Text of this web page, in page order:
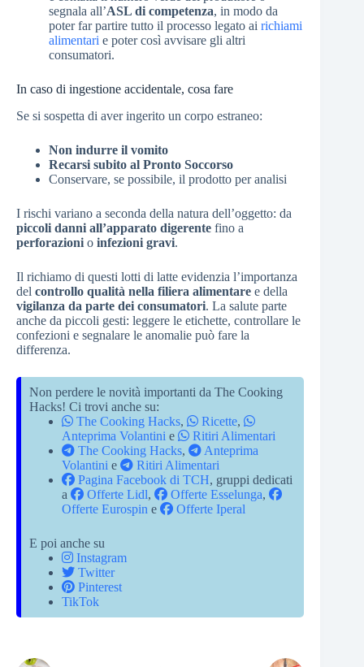
segnala all’ASL di competenza, in modo da
poter far partire tutto il processo legato ai richiami
alimentari e poter così avvisare gli altri
consumatori.
In caso di ingestione accidentale, cosa fare
Se si sospetta di aver ingerito un corpo estraneo:
Non indurre il vomito
Recarsi subito al Pronto Soccorso
Conservare, se possibile, il prodotto per analisi
I rischi variano a seconda della natura dell’oggetto: da
piccoli danni all’apparato digerente fino a
perforazioni o infezioni gravi.
Il richiamo di questi lotti di latte evidenzia l’importanza
del controllo qualità nella filiera alimentare e della
vigilanza da parte dei consumatori. La salute parte
anche da piccoli gesti: leggere le etichette, controllare le
confezioni e segnalare le anomalie può fare la
differenza.
Non perdere le novità importanti da The Cooking
Hacks! Ci trovi anche su:
The Cooking Hacks, Ricette,
Anteprima Volantini e
Ritiri Alimentari
The Cooking Hacks,
Anteprima
Volantini e
Ritiri Alimentari
Pagina Facebook di TCH, gruppi dedicati
a
Offerte Lidl, Offerte Esselunga,
Offerte Eurospin e Offerte Iperal
E poi anche su
Instagram
Twitter
Pinterest
TikTok